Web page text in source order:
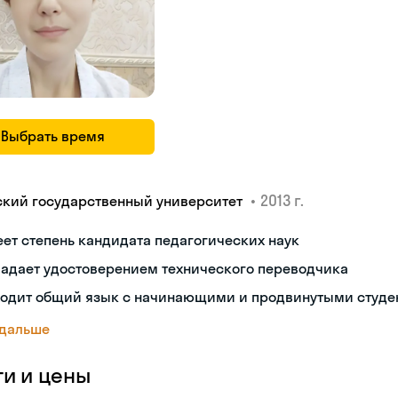
Выбрать время
государственный университет • 2013 г.
степень кандидата педагогических наук
удостоверением технического переводчика
общий язык с начинающими и продвинутыми
и цены